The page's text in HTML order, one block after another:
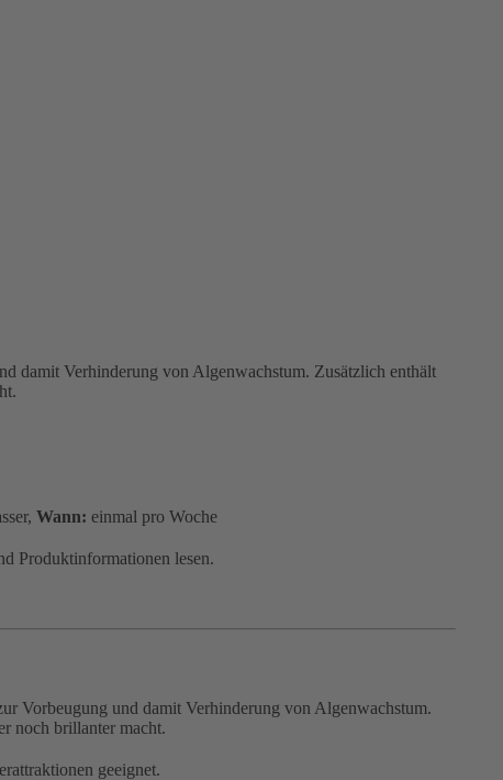
damit Verhinderung von Algenwachstum. Zusätzlich enthält
Wann: einmal pro Woche
Produktinformationen lesen.
Vorbeugung und damit Verhinderung von Algenwachstum.
noch brillanter macht.
geeignet.